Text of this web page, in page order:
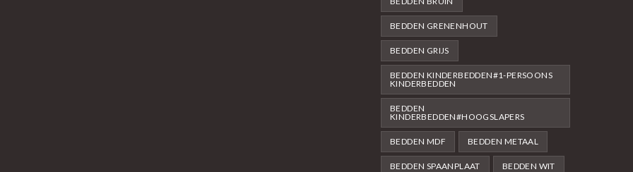
BEDDEN GRENENHOUT
BEDDEN GRIJS
BEDDEN KINDERBEDDEN#1-PERSOONS
KINDERBEDDEN
BEDDEN
KINDERBEDDEN#HOOGSLAPERS
BEDDEN MDF BEDDEN METAAL
BEDDEN SPAANPLAAT BEDDEN WIT